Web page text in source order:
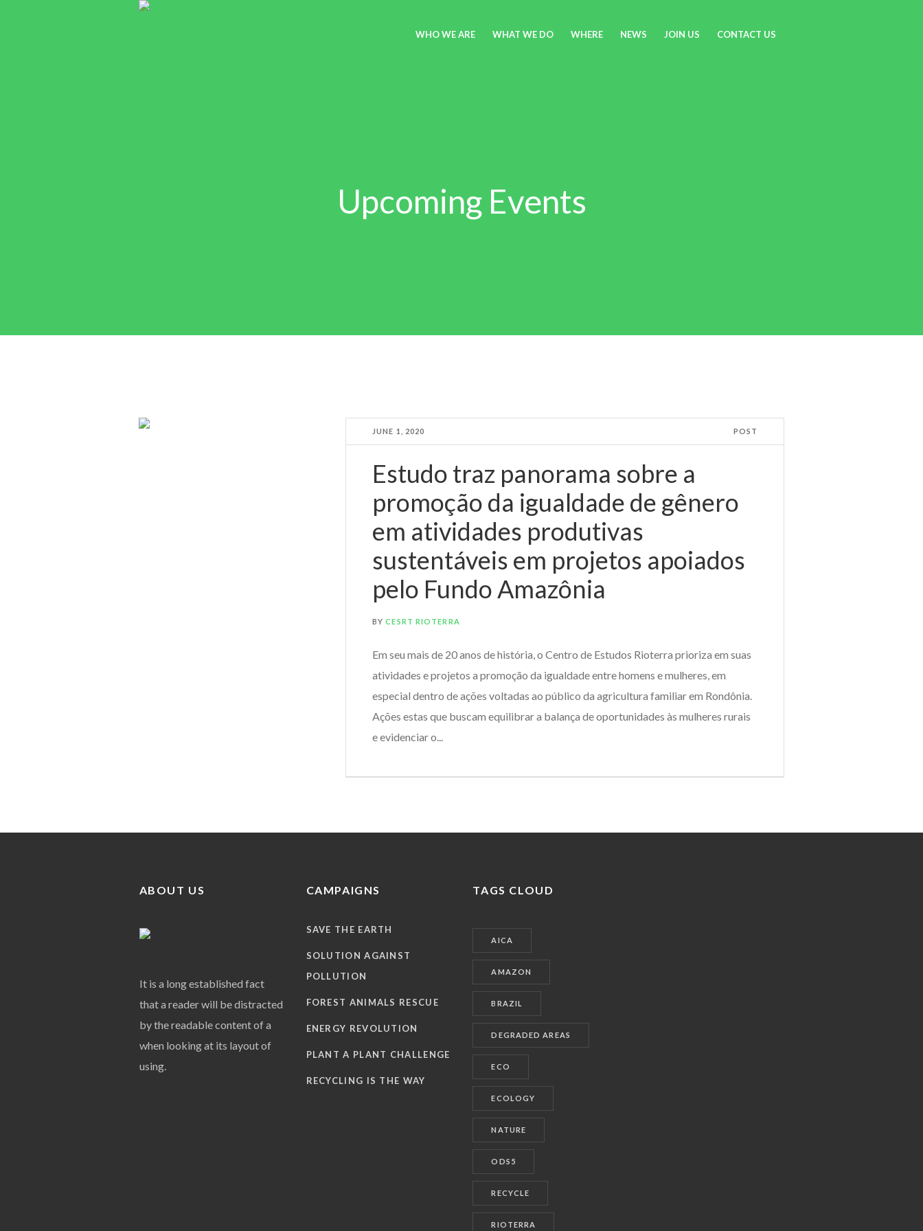
WHO WE ARE WHAT WE DO WHERE NEWS JOIN US CONTACT US
Upcoming Events
JUNE 1, 2020 POST
Estudo traz panorama sobre a
promoção da igualdade de gênero
em atividades produtivas
sustentáveis em projetos apoiados
pelo Fundo Amazônia
BYCESRT RIOTERRA
Em seu mais de 20 anos de história, o Centro de Estudos Rioterra prioriza em suas
atividades e projetos a promoção da igualdade entre homens e mulheres, em
especial dentro de ações voltadas ao público da agricultura familiar em Rondônia.
Ações estas que buscam equilibrar a balança de oportunidades às mulheres rurais
e evidenciar o...
ABOUT US
It is a long established fact
that a reader will be distracted
by the readable content of a
when looking at its layout of
using.
CAMPAIGNS
SAVE THE EARTH
SOLUTION AGAINST
POLLUTION
FOREST ANIMALS RESCUE
ENERGY REVOLUTION
PLANT A PLANT CHALLENGE
RECYCLING IS THE WAY
TAGS CLOUD
AICA
AMAZON
BRAZIL
DEGRADED AREAS
ECO
ECOLOGY
NATURE
ODS5
RECYCLE
RIOTERRA